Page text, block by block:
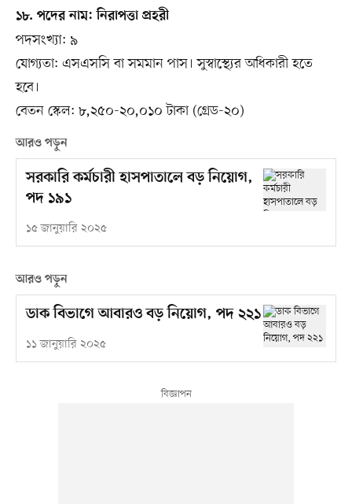
১৮. পদের নাম: নিরাপত্তা প্রহরী
পদসংখ্যা: ৯
যোগ্যতা: এসএসসি বা সমমান পাস। সুস্বাস্থ্যের অধিকারী হতে
হবে।
বেতন স্কেল: ৮,২৫০-২০,০১০ টাকা (গ্রেড-২০)
আরও পড়ুন
সরকারি কর্মচারী হাসপাতালে বড় নিয়োগ,
পদ ১৯১
১৫ জানুয়ারি ২০২৫
আরও পড়ুন
ডাক বিভাগে আবারও বড় নিয়োগ, পদ ২২১
১১ জানুয়ারি ২০২৫